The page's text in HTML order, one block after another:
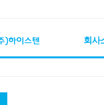
회사